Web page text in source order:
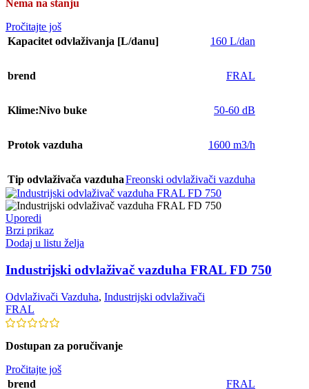
Nema na stanju
Pročitajte još
Kapacitet odvlaživanja [L/danu]
160 L/dan
brend FRAL
Klime:Nivo buke 50-60 dB
Protok vazduha 1600 m3/h
Tip odvlaživača vazduhaFreonski odvlaživači vazduha
Uporedi
Brzi prikaz
Dodaj u listu želja
Industrijski odvlaživač vazduha FRAL FD 750
Odvlaživači Vazduha, Industrijski odvlaživači
FRAL
Dostupan za poručivanje
Pročitajte još
brend
FRAL